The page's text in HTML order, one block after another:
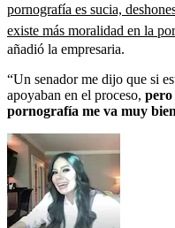
pornografía es sucia,
existe más moralidad en la
añadió la empresaria.
“Un senador me dijo que si
apoyaban en el proceso, pero
pornografía me va muy bien